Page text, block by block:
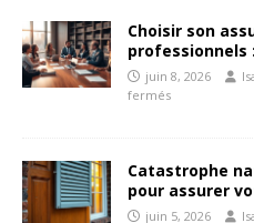
Choisir son
professionnels
juin 8, 2026
fermés
Catastrophe
pour assurer
juin 5, 2026